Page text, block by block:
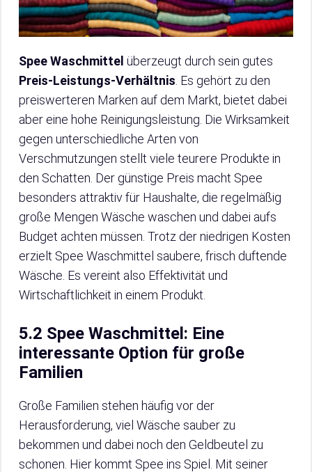
Spee Waschmittel überzeugt durch sein gutes
Preis-Leistungs-Verhältnis . Es gehört zu den
preiswerteren Marken auf dem Markt, bietet dabei
aber eine hohe Reinigungsleistung. Die Wirksamkeit
gegen unterschiedliche Arten von
Verschmutzungen stellt viele teurere Produkte in
den Schatten. Der günstige Preis macht Spee
besonders attraktiv für Haushalte, die regelmäßig
große Mengen Wäsche waschen und dabei aufs
Budget achten müssen. Trotz der niedrigen Kosten
erzielt Spee Waschmittel saubere, frisch duftende
Wäsche. Es vereint also Effektivität und
Wirtschaftlichkeit in einem Produkt.
5.2 Spee Waschmittel: Eine
interessante Option für große
Familien
Große Familien stehen häufig vor der
Herausforderung, viel Wäsche sauber zu
bekommen und dabei noch den Geldbeutel zu
schonen. Hier kommt Spee ins Spiel. Mit seiner